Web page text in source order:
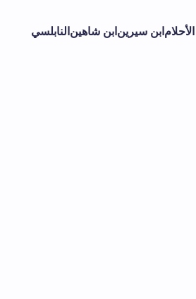
ابن سيرين ابن شاهين النابلسي